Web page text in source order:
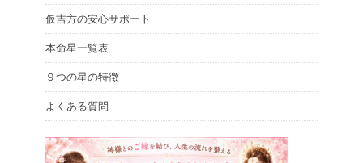
仮吉方の安心サポート
本命星一覧表
９つの星の特徴
よくある質問